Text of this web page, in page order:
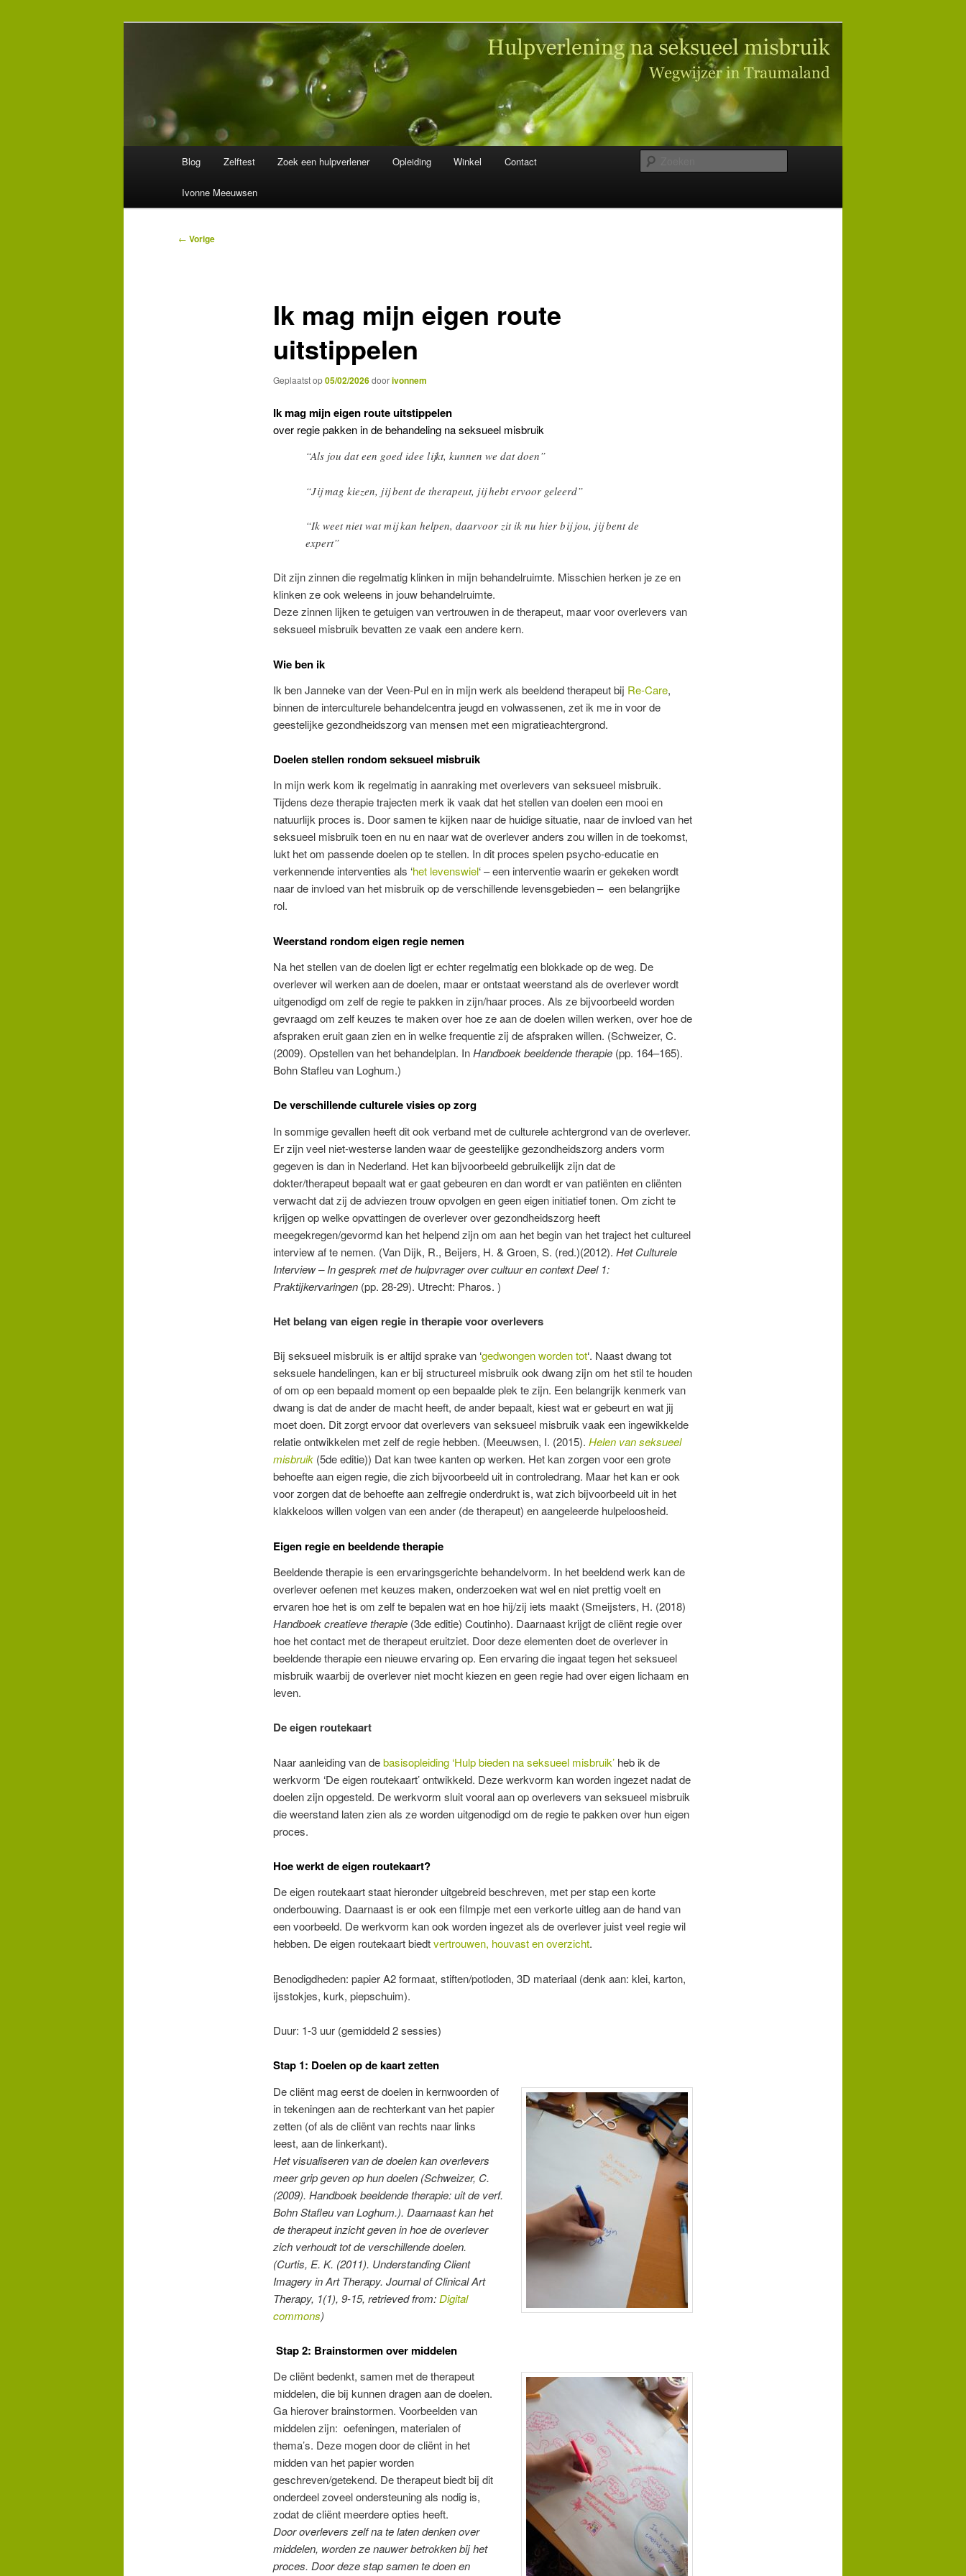
Hulpverlening na seksueel misbruik
Wegwijzer in Traumaland
Blog Zelftest Zoek een hulpverlener Opleiding Winkel Contact
Ivonne Meeuwsen
Bericht
← Vorige
Ik mag mijn eigen route
uitstippelen
Geplaatst op05/02/2026doorivonnem
Ik mag mijn eigen route uitstippelen
over regie pakken in de behandeling na seksueel misbruik
“Als jou dat een goed idee lijkt, kunnen we dat doen”
“Jij mag kiezen, jij bent de therapeut, jij hebt ervoor geleerd”
“Ik weet niet wat mij kan helpen, daarvoor zit ik nu hier bij jou, jij bent de
expert”
Dit zijn zinnen die regelmatig klinken in mijn behandelruimte. Misschien herken je ze en
klinken ze ook weleens in jouw behandelruimte.
Deze zinnen lijken te getuigen van vertrouwen in de therapeut, maar voor overlevers van
seksueel misbruik bevatten ze vaak een andere kern.
Wie ben ik
Ik ben Janneke van der Veen-Pul en in mijn werk als beeldend therapeut bij Re-Care,
binnen de interculturele behandelcentra jeugd en volwassenen, zet ik me in voor de
geestelijke gezondheidszorg van mensen met een migratieachtergrond.
Doelen stellen rondom seksueel misbruik
In mijn werk kom ik regelmatig in aanraking met overlevers van seksueel misbruik.
Tijdens deze therapie trajecten merk ik vaak dat het stellen van doelen een mooi en
natuurlijk proces is. Door samen te kijken naar de huidige situatie, naar de invloed van het
seksueel misbruik toen en nu en naar wat de overlever anders zou willen in de toekomst,
lukt het om passende doelen op te stellen. In dit proces spelen psycho-educatie en
verkennende interventies als ‘het levenswiel‘ – een interventie waarin er gekeken wordt
naar de invloed van het misbruik op de verschillende levensgebieden – een belangrijke
rol.
Weerstand rondom eigen regie nemen
Na het stellen van de doelen ligt er echter regelmatig een blokkade op de weg. De
overlever wil werken aan de doelen, maar er ontstaat weerstand als de overlever wordt
uitgenodigd om zelf de regie te pakken in zijn/haar proces. Als ze bijvoorbeeld worden
gevraagd om zelf keuzes te maken over hoe ze aan de doelen willen werken, over hoe de
afspraken eruit gaan zien en in welke frequentie zij de afspraken willen. (Schweizer, C.
(2009). Opstellen van het behandelplan. InHandboek beeldende therapie(pp. 164–165).
Bohn Stafleu van Loghum.)
De verschillende culturele visies op zorg
In sommige gevallen heeft dit ook verband met de culturele achtergrond van de overlever.
Er zijn veel niet-westerse landen waar de geestelijke gezondheidszorg anders vorm
gegeven is dan in Nederland. Het kan bijvoorbeeld gebruikelijk zijn dat de
dokter/therapeut bepaalt wat er gaat gebeuren en dan wordt er van patiënten en cliënten
verwacht dat zij de adviezen trouw opvolgen en geen eigen initiatief tonen. Om zicht te
krijgen op welke opvattingen de overlever over gezondheidszorg heeft
meegekregen/gevormd kan het helpend zijn om aan het begin van het traject het cultureel
interview af te nemen. (Van Dijk, R., Beijers, H. & Groen, S. (red.)(2012). Het Culturele
Interview – In gesprek met de hulpvrager over cultuur en context Deel 1:
Praktijkervaringen (pp. 28-29). Utrecht: Pharos. )
Het belang van eigen regie in therapie voor overlevers
Bij seksueel misbruik is er altijd sprake van ‘gedwongen worden tot‘. Naast dwang tot
seksuele handelingen, kan er bij structureel misbruik ook dwang zijn om het stil te houden
of om op een bepaald moment op een bepaalde plek te zijn. Een belangrijk kenmerk van
dwang is dat de ander de macht heeft, de ander bepaalt, kiest wat er gebeurt en wat jij
moet doen. Dit zorgt ervoor dat overlevers van seksueel misbruik vaak een ingewikkelde
relatie ontwikkelen met zelf de regie hebben. (Meeuwsen, I. (2015). Helen van seksueel
misbruik(5de editie)) Dat kan twee kanten op werken. Het kan zorgen voor een grote
behoefte aan eigen regie, die zich bijvoorbeeld uit in controledrang. Maar het kan er ook
voor zorgen dat de behoefte aan zelfregie onderdrukt is, wat zich bijvoorbeeld uit in het
klakkeloos willen volgen van een ander (de therapeut) en aangeleerde hulpeloosheid.
Eigen regie en beeldende therapie
Beeldende therapie is een ervaringsgerichte behandelvorm. In het beeldend werk kan de
overlever oefenen met keuzes maken, onderzoeken wat wel en niet prettig voelt en
ervaren hoe het is om zelf te bepalen wat en hoe hij/zij iets maakt (Smeijsters, H. (2018)
Handboek creatieve therapie(3de editie) Coutinho). Daarnaast krijgt de cliënt regie over
hoe het contact met de therapeut eruitziet. Door deze elementen doet de overlever in
beeldende therapie een nieuwe ervaring op. Een ervaring die ingaat tegen het seksueel
misbruik waarbij de overlever niet mocht kiezen en geen regie had over eigen lichaam en
leven.
De eigen routekaart
Naar aanleiding van debasisopleiding ‘Hulp bieden na seksueel misbruik’heb ik de
werkvorm ‘De eigen routekaart’ ontwikkeld. Deze werkvorm kan worden ingezet nadat de
doelen zijn opgesteld. De werkvorm sluit vooral aan op overlevers van seksueel misbruik
die weerstand laten zien als ze worden uitgenodigd om de regie te pakken over hun eigen
proces.
Hoe werkt de eigen routekaart?
De eigen routekaart staat hieronder uitgebreid beschreven, met per stap een korte
onderbouwing. Daarnaast is er ook een filmpje met een verkorte uitleg aan de hand van
een voorbeeld. De werkvorm kan ook worden ingezet als de overlever juist veel regie wil
hebben. De eigen routekaart biedtvertrouwen, houvast en overzicht.
Benodigdheden: papier A2 formaat, stiften/potloden, 3D materiaal (denk aan: klei, karton,
ijsstokjes, kurk, piepschuim).
Duur: 1-3 uur (gemiddeld 2 sessies)
Stap 1: Doelen op de kaart zetten
De cliënt mag eerst de doelen in kernwoorden of
in tekeningen aan de rechterkant van het papier
zetten (of als de cliënt van rechts naar links
leest, aan de linkerkant).
Het visualiseren van de doelen kan overlevers
meer grip geven op hun doelen(Schweizer, C.
(2009). Handboek beeldende therapie: uit de verf.
Bohn Stafleu van Loghum.). Daarnaast kan het
de therapeut inzicht geven in hoe de overlever
zich verhoudt tot de verschillende doelen.
(Curtis, E. K. (2011). Understanding Client
Imagery in Art Therapy. Journal of Clinical Art
Therapy, 1(1), 9-15, retrieved from:Digital
commons)
Stap 2: Brainstormen over middelen
De cliënt bedenkt, samen met de therapeut
middelen, die bij kunnen dragen aan de doelen.
Ga hierover brainstormen. Voorbeelden van
middelen zijn: oefeningen, materialen of
thema’s. Deze mogen door de cliënt in het
midden van het papier worden
geschreven/getekend. De therapeut biedt bij dit
onderdeel zoveel ondersteuning als nodig is,
zodat de cliënt meerdere opties heeft.
Door overlevers zelf na te laten denken over
middelen, worden ze nauwer betrokken bij het
proces. Door deze stap samen te doen en